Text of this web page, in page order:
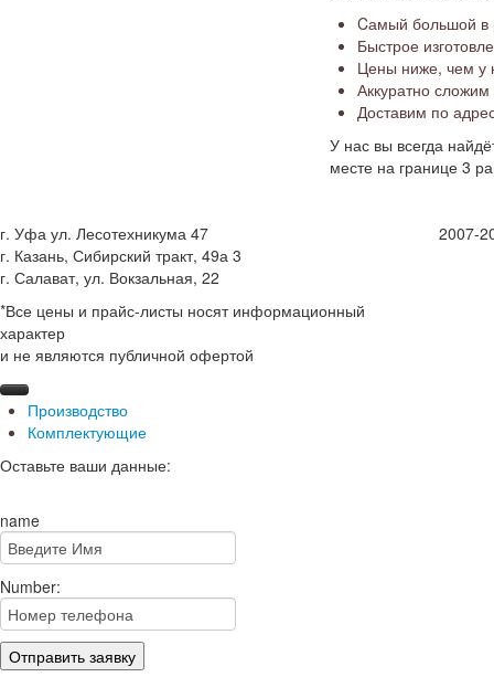
Cамый большой в
Быстрое
Цены ниже, чем у
Аккуратно
Доставим по
У нас вы всегда
месте на границе 3
г. Уфа ул. Лесотехникума 47
г. Казань, Сибирский тракт, 49а 3
г. Салават, ул. Вокзальная, 22
*Все цены и прайс-листы носят информационный
характер
и не являются публичной офертой
2007-
Производство
Комплектующие
Оставьте ваши данные:
name
Number:
Отправить заявку